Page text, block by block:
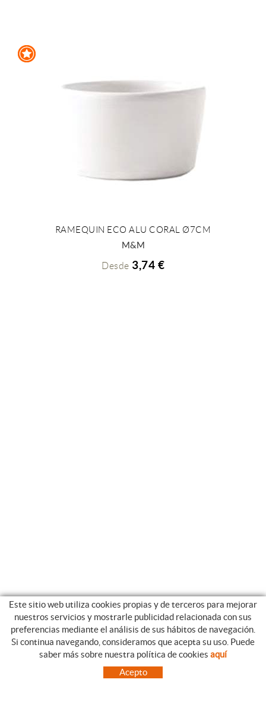
+ INFO
RAMEQUIN ECO ALU CORAL Ø7CM
M&M
Desde 3,74 €
CATEGORIAS GUIA DE COMPRA
CONDICIONES DE COMPRA
PAGO
Este sitio web utiliza cookies propias y de terceros para mejorar
nuestros servicios y mostrarle publicidad relacionada con sus
preferencias mediante el análisis de sus hábitos de navegación.
Si continua navegando, consideramos que acepta su uso. Puede
saber más sobre nuestra política de cookies aquí
Acepto